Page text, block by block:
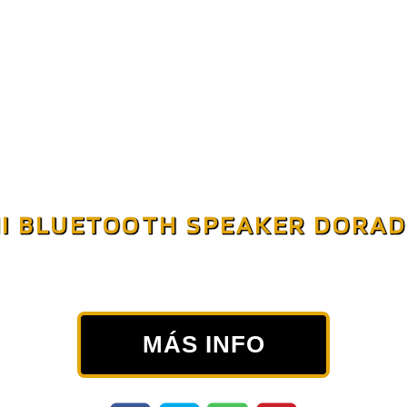
BLUETOOTH SPEAKER
MÁS INFO